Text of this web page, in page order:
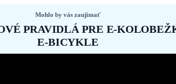
Mohlo by vás zaujímať
PRAVIDLÁ PRE E-
E-BICYKLE